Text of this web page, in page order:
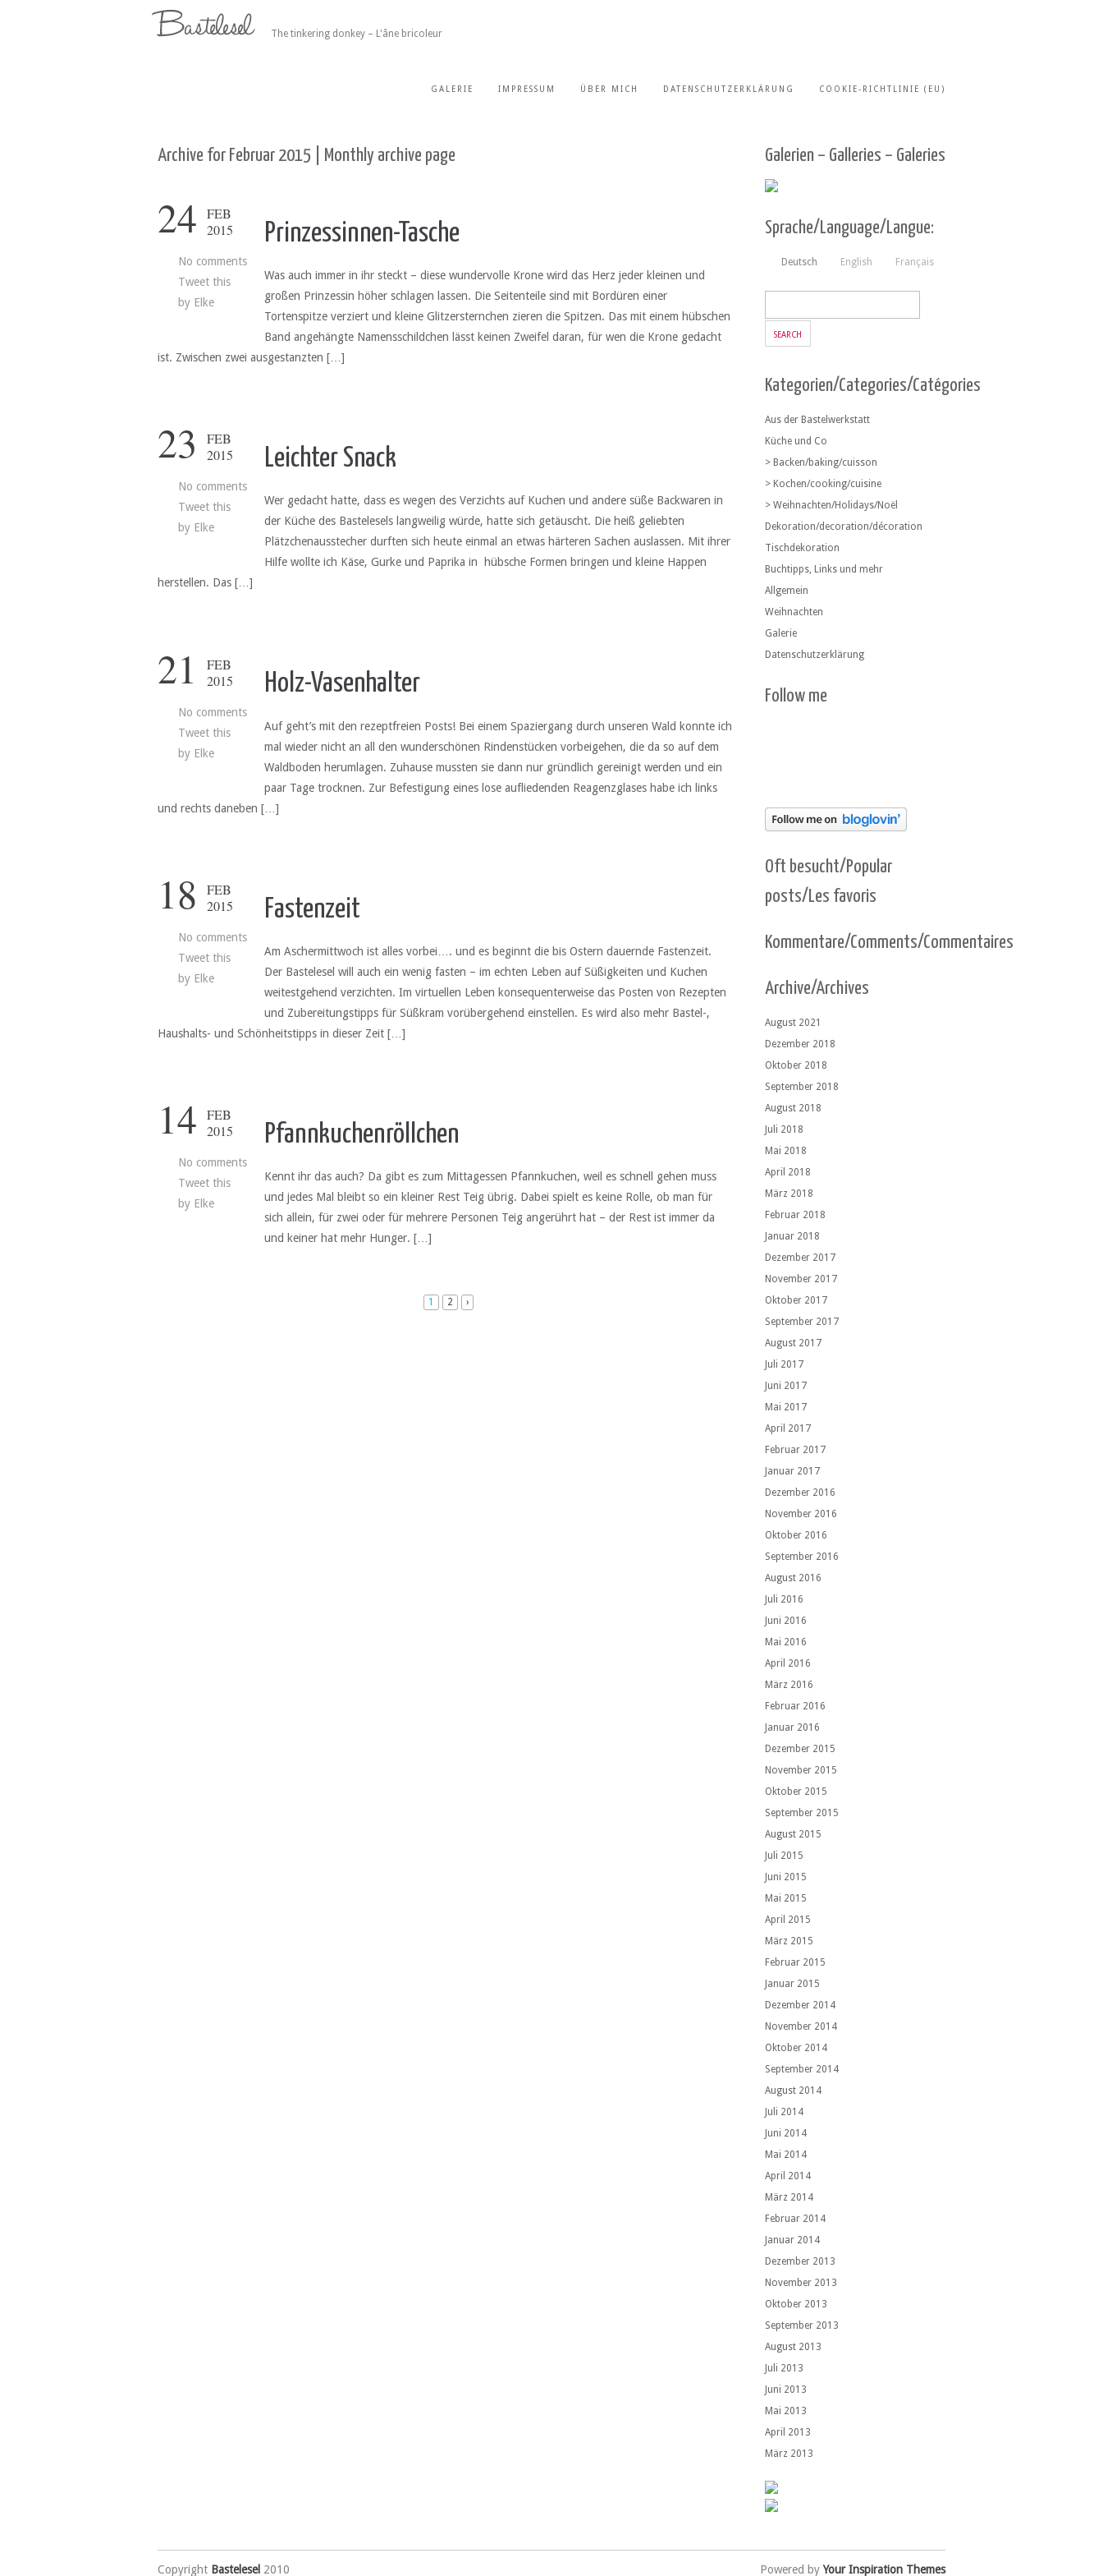
The tinkering donkey – L'âne bricoleur
GALERIE IMPRESSUM ÜBER MICH DATENSCHUTZERKLÄRUNG COOKIE-RICHTLINIE (EU)
Archive for Februar 2015 | Monthly archive page
24
FEB
2015
No comments
Tweet this
by Elke
Prinzessinnen-Tasche
Was auch immer in ihr steckt – diese wundervolle Krone wird das Herz jeder kleinen und
großen Prinzessin höher schlagen lassen. Die Seitenteile sind mit Bordüren einer
Tortenspitze verziert und kleine Glitzersternchen zieren die Spitzen. Das mit einem hübschen
Band angehängte Namensschildchen lässt keinen Zweifel daran, für wen die Krone gedacht
ist. Zwischen zwei ausgestanzten […]
23
FEB
2015
No comments
Tweet this
by Elke
Leichter Snack
Wer gedacht hatte, dass es wegen des Verzichts auf Kuchen und andere süße Backwaren in
der Küche des Bastelesels langweilig würde, hatte sich getäuscht. Die heiß geliebten
Plätzchenausstecher durften sich heute einmal an etwas härteren Sachen auslassen. Mit ihrer
Hilfe wollte ich Käse, Gurke und Paprika in hübsche Formen bringen und kleine Happen
herstellen. Das […]
21
FEB
2015
No comments
Tweet this
by Elke
Holz-Vasenhalter
Auf geht’s mit den rezeptfreien Posts! Bei einem Spaziergang durch unseren Wald konnte ich
mal wieder nicht an all den wunderschönen Rindenstücken vorbeigehen, die da so auf dem
Waldboden herumlagen. Zuhause mussten sie dann nur gründlich gereinigt werden und ein
paar Tage trocknen. Zur Befestigung eines lose aufliedenden Reagenzglases habe ich links
und rechts daneben […]
18
FEB
2015
No comments
Tweet this
by Elke
Fastenzeit
Am Aschermittwoch ist alles vorbei…. und es beginnt die bis Ostern dauernde Fastenzeit.
Der Bastelesel will auch ein wenig fasten – im echten Leben auf Süßigkeiten und Kuchen
weitestgehend verzichten. Im virtuellen Leben konsequenterweise das Posten von Rezepten
und Zubereitungstipps für Süßkram vorübergehend einstellen. Es wird also mehr Bastel-,
Haushalts- und Schönheitstipps in dieser Zeit […]
14
FEB
2015
No comments
Tweet this
by Elke
Pfannkuchenröllchen
Kennt ihr das auch? Da gibt es zum Mittagessen Pfannkuchen, weil es schnell gehen muss
und jedes Mal bleibt so ein kleiner Rest Teig übrig. Dabei spielt es keine Rolle, ob man für
sich allein, für zwei oder für mehrere Personen Teig angerührt hat – der Rest ist immer da
und keiner hat mehr Hunger. […]
1 2 ›
Galerien – Galleries – Galeries
Sprache/Language/Langue:
Deutsch English Français
Kategorien/Categories/Catégories
Aus der Bastelwerkstatt
Küche und Co
> Backen/baking/cuisson
> Kochen/cooking/cuisine
> Weihnachten/Holidays/Noël
Dekoration/decoration/décoration
Tischdekoration
Buchtipps, Links und mehr
Allgemein
Weihnachten
Galerie
Datenschutzerklärung
Follow me
Oft besucht/Popular
posts/Les favoris
Kommentare/Comments/Commentaires
Archive/Archives
August 2021
Dezember 2018
Oktober 2018
September 2018
August 2018
Juli 2018
Mai 2018
April 2018
März 2018
Februar 2018
Januar 2018
Dezember 2017
November 2017
Oktober 2017
September 2017
August 2017
Juli 2017
Juni 2017
Mai 2017
April 2017
Februar 2017
Januar 2017
Dezember 2016
November 2016
Oktober 2016
September 2016
August 2016
Juli 2016
Juni 2016
Mai 2016
April 2016
März 2016
Februar 2016
Januar 2016
Dezember 2015
November 2015
Oktober 2015
September 2015
August 2015
Juli 2015
Juni 2015
Mai 2015
April 2015
März 2015
Februar 2015
Januar 2015
Dezember 2014
November 2014
Oktober 2014
September 2014
August 2014
Juli 2014
Juni 2014
Mai 2014
April 2014
März 2014
Februar 2014
Januar 2014
Dezember 2013
November 2013
Oktober 2013
September 2013
August 2013
Juli 2013
Juni 2013
Mai 2013
April 2013
März 2013
Copyright Bastelesel 2010 Powered byYour Inspiration Themes